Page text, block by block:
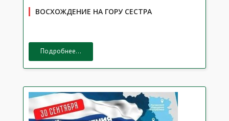
ВОСХОЖДЕНИЕ НА ГОРУ СЕСТРА
Подробнее...